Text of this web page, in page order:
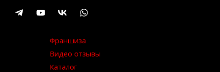
Франшиза
Видео отзывы
Каталог